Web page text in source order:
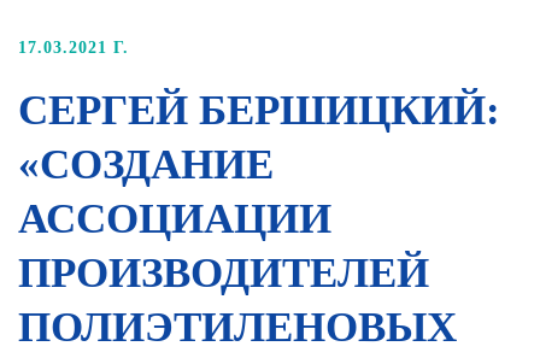
17.03.2021 Г.
СЕРГЕЙ БЕРШИЦКИЙ:
«СОЗДАНИЕ
АССОЦИАЦИИ
ПРОИЗВОДИТЕЛЕЙ
ПОЛИЭТИЛЕНОВЫХ